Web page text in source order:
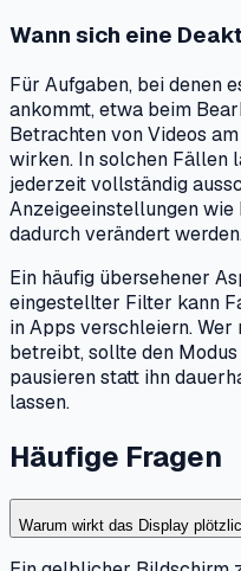
Wann sich eine
Für Aufgaben, bei denen
ankommt, etwa beim
Betrachten von Videos
wirken. In solchen Fällen
jederzeit vollständig
Anzeigeeinstellungen
dadurch verändert
Ein häufig übersehener
eingestellter Filter kann
in Apps verschleiern.
betreibt, sollte den
pausieren statt ihn
lassen.
Häufige Fragen
Warum wirkt das Display